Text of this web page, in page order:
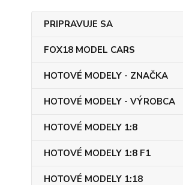
PRIPRAVUJE SA
FOX18 MODEL CARS
HOTOVÉ MODELY - ZNAČKA
HOTOVÉ MODELY - VÝROBCA
HOTOVÉ MODELY 1:8
HOTOVÉ MODELY 1:8 F1
HOTOVÉ MODELY 1:18